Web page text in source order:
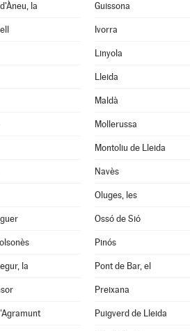
la Guissona
Ivorra
Linyola
Lleida
Maldà
Mollerussa
Montoliu de Lleida
Navès
Oluges, les
Ossó de Sió
Pinós
la Pont de Bar, el
Preixana
Puigverd de Lleida